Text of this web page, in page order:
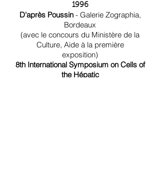
1996
D'après Poussin- Galerie Zographia,
Bordeaux
(avec le concours du Ministère de la
Culture, Aide à la première
exposition)
8th International Symposium on Cells of
the Hépatic